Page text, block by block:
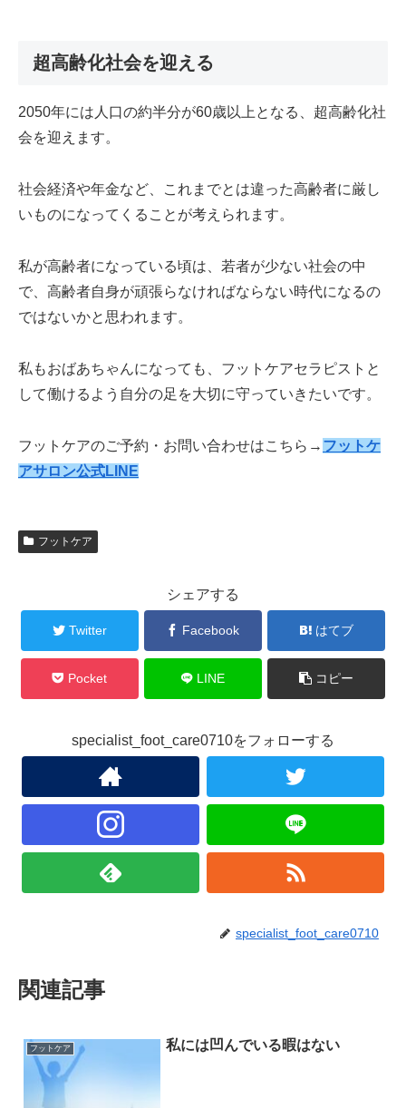
超高齢化社会を迎える
2050年には人口の約半分が60歳以上となる、超高齢化社
会を迎えます。
社会経済や年金など、これまでとは違った高齢者に厳し
いものになってくることが考えられます。
私が高齢者になっている頃は、若者が少ない社会の中
で、高齢者自身が頑張らなければならない時代になるの
ではないかと思われます。
私もおばあちゃんになっても、フットケアセラピストと
して働けるよう自分の足を大切に守っていきたいです。
フットケアのご予約・お問い合わせはこちら→ フットケ
アサロン公式LINE
フットケア
シェアする
Twitter Facebook はてブ
Pocket LINE コピー
specialist_foot_care0710をフォローする
specialist_foot_care0710
関連記事
フットケア 私には凹んでいる暇はない